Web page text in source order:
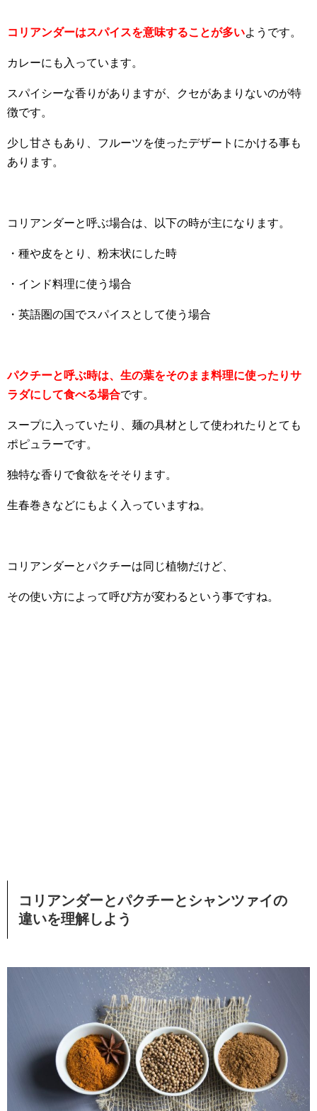
コリアンダーはスパイスを意味することが多いようです。
カレーにも入っています。
スパイシーな香りがありますが、クセがあまりないのが特
徴です。
少し甘さもあり、フルーツを使ったデザートにかける事も
あります。
コリアンダーと呼ぶ場合は、以下の時が主になります。
・種や皮をとり、粉末状にした時
・インド料理に使う場合
・英語圏の国でスパイスとして使う場合
パクチーと呼ぶ時は、生の葉をそのまま料理に使ったりサ
ラダにして食べる場合です。
スープに入っていたり、麺の具材として使われたりとても
ポピュラーです。
独特な香りで食欲をそそります。
生春巻きなどにもよく入っていますね。
コリアンダーとパクチーは同じ植物だけど、
その使い方によって呼び方が変わるという事ですね。
コリアンダーとパクチーとシャンツァイの
違いを理解しよう